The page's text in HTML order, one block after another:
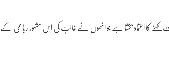
کا اعتماد بخشا ہے جو انھوں نے غالبؔ کی اس مشہور رباعی کے